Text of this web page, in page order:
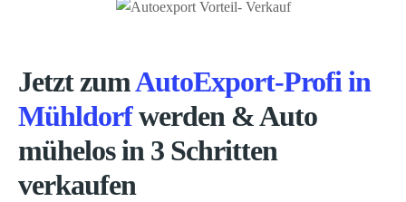
Jetzt zumAutoExport-Profi in
Mühldorfwerden & Auto
mühelos in 3 Schritten
verkaufen